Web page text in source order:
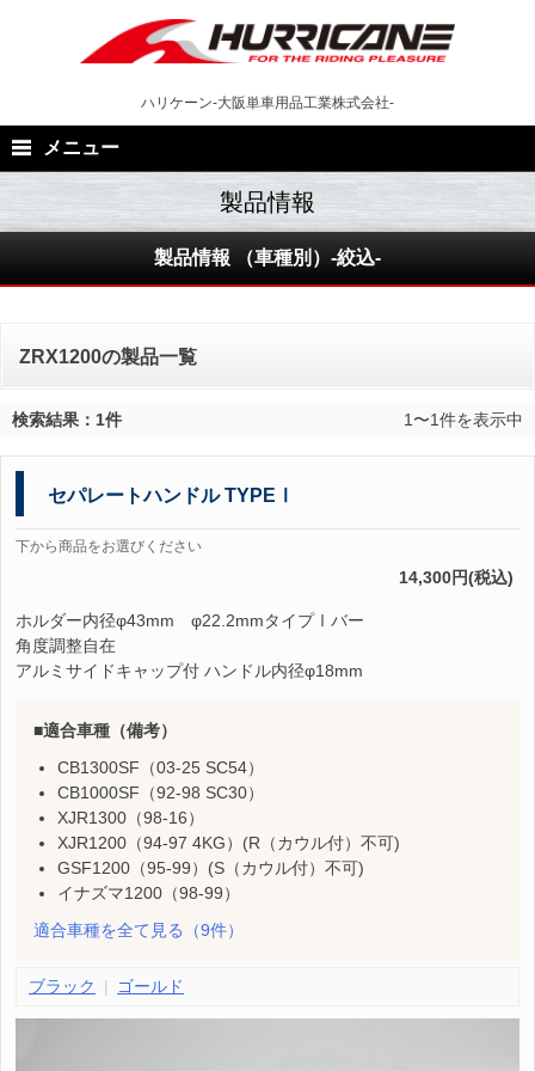
ハリケーン-大阪単車用品工業株式会社-
メニュー
製品情報 （車種別）-絞込-
ZRX1200の製品一覧
検索結果：1件 1〜1件を表示中
セパレートハンドル TYPEⅠ
下から商品をお選びください
14,300円(税込)
ホルダー内径φ43mm φ22.2mmタイプⅠバー
角度調整自在
アルミサイドキャップ付 ハンドル内径φ18mm
適合車種（備考）
CB1300SF（03-25 SC54）
CB1000SF（92-98 SC30）
XJR1300（98-16）
XJR1200（94-97 4KG）(R（カウル付）不可)
GSF1200（95-99）(S（カウル付）不可)
イナズマ1200（98-99）
適合車種を全て見る
（9件）
ブラック ゴールド